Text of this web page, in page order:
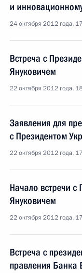
и
24 октября 2012 года,
Встреча с
Януковичем
22 октября 2012 года,
Заявления для
с Президентом
22 октября 2012 года,
Начало встречи
Януковичем
22 октября 2012 года,
Встреча с
правления Банка